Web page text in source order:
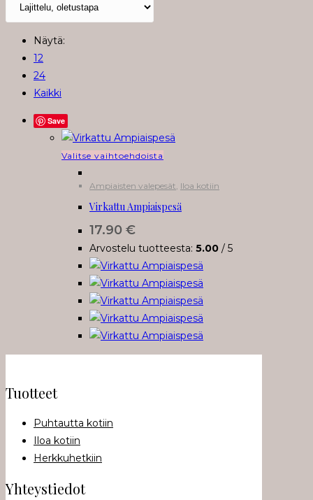
Näytä:
12
24
Kaikki
Save
Valitse vaihtoehdoistaTällä
on
useampi
tehdä
valinnat
tuotteen
sivulla.
Ampiaisten valepesät Iloa kotiin
Virkattu Ampiaispesä
17.90 €
Arvostelu tuotteesta: 5.00 / 5
Tuotteet
Puhtautta kotiin
Iloa kotiin
Herkkuhetkiin
Yhteystiedot